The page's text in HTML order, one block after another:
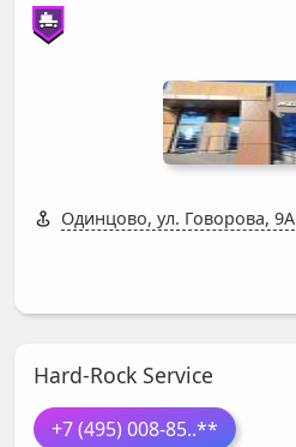
Одинцово, ул. Говорова, 9А
Hard-Rock Service
+7 (495) 008-85..**